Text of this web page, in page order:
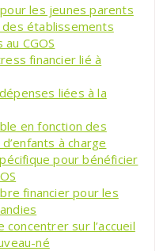
les jeunes parents
établissements
CGOS
financier lié à
liées à la
en fonction des
à charge
pour bénéficier
financier pour les
sur l’accueil
né